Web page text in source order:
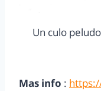
Un culo
Mas info :